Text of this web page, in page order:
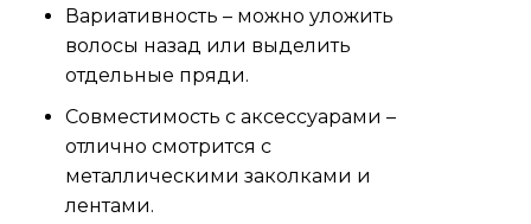
Вариативность – можно уложить
волосы назад или выделить
отдельные пряди.
Совместимость с аксессуарами –
отлично смотрится с
металлическими заколками и
лентами.